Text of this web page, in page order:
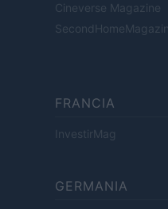
Cineverse Magazine
FRANCIA
InvestirMag
GERMANIA